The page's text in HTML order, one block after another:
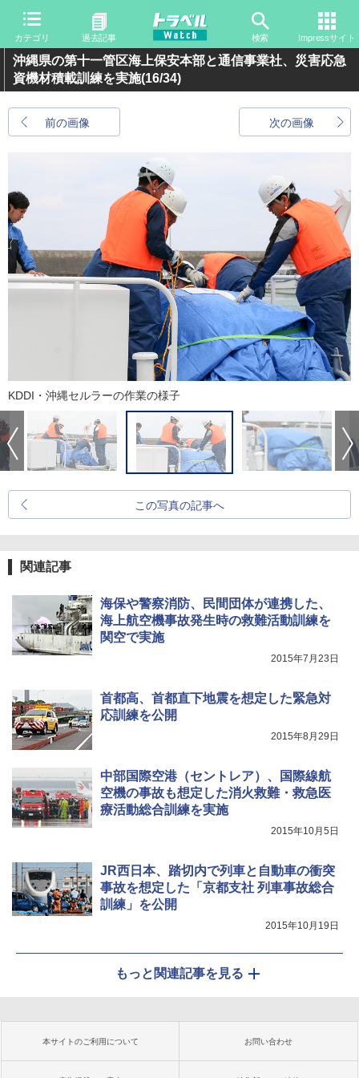
カテゴリ 過去記事 検索 Impressサイト
沖縄県の第十一管区海上保安本部と通信事業社、災害応急
資機材積載訓練を実施(16/34)
前の画像 次の画像
KDDI・沖縄セルラーの作業の様子
この写真の記事へ
関連記事
海保や警察消防、民間団体が連携した、
海上航空機事故発生時の救難活動訓練を
関空で実施
2015年7月23日
首都高、首都直下地震を想定した緊急対
応訓練を公開
2015年8月29日
中部国際空港（セントレア）、国際線航
空機の事故も想定した消火救難・救急医
療活動総合訓練を実施
2015年10月5日
JR西日本、踏切内で列車と自動車の衝突
事故を想定した「京都支社 列車事故総合
訓練」を公開
2015年10月19日
もっと関連記事を見る
本サイトのご利用について お問い合わせ